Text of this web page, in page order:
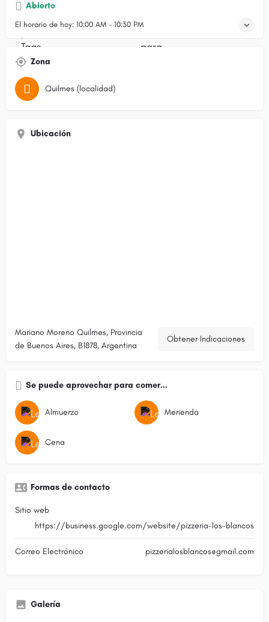
Abierto
El horario de hoy: 10:00 AM - 10:30 PM
Zona
Quilmes (localidad)
Ubicación
Mariano Moreno Quilmes, Provincia
de Buenos Aires, B1878, Argentina
Obtener Indicaciones
Se puede aprovechar para comer...
Almuerzo Merienda
Cena
Formas de contacto
Sitio web
https://business.google.com/website/pizzeria-los-blancos
Correo Electrónico pizzerialosblancos@gmail.com
Galería